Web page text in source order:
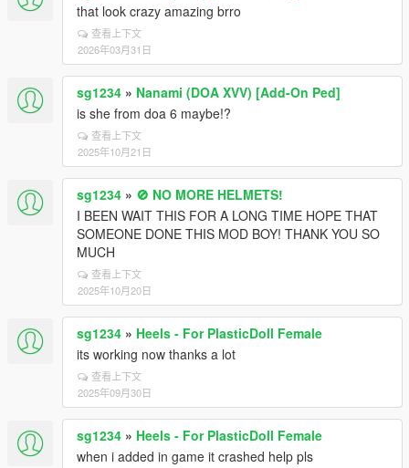
that look crazy amazing brro
查看上下文
2026年03月31日
sg1234 » Nanami (DOA XVV) [Add-On Ped]
is she from doa 6 maybe!?
查看上下文
2025年10月21日
sg1234 » 🚫 NO MORE HELMETS!
I BEEN WAIT THIS FOR A LONG TIME HOPE THAT
SOMEONE DONE THIS MOD BOY! THANK YOU SO
MUCH
查看上下文
2025年10月20日
sg1234 » Heels - For PlasticDoll Female
its working now thanks a lot
查看上下文
2025年09月30日
sg1234 » Heels - For PlasticDoll Female
when i added in game it crashed help pls